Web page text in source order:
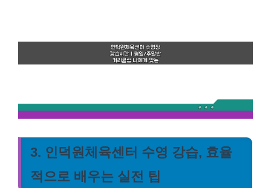
3. 인덕원체육센터 수영 강습, 효율
적으로 배우는 실전 팁